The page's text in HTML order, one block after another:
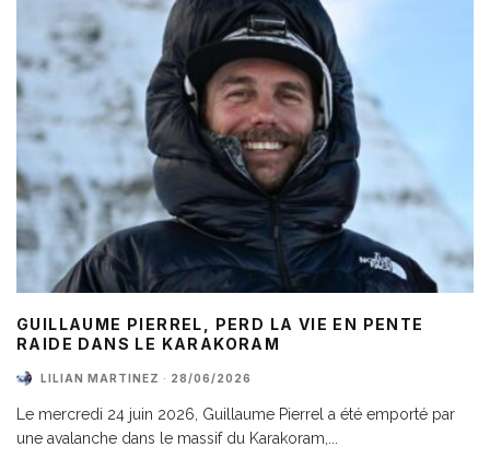
GUILLAUME PIERREL, PERD LA VIE EN PENTE
RAIDE DANS LE KARAKORAM
LILIAN MARTINEZ · 28/06/2026
Le mercredi 24 juin 2026, Guillaume Pierrel a été emporté par
une avalanche dans le massif du Karakoram,...